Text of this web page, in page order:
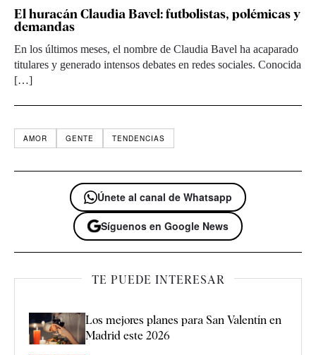
El huracán Claudia Bavel: futbolistas, polémicas y
demandas
En los últimos meses, el nombre de Claudia Bavel ha acaparado
titulares y generado intensos debates en redes sociales. Conocida
[…]
AMOR GENTE TENDENCIAS
Únete al canal de Whatsapp
Síguenos en Google News
TE PUEDE INTERESAR
Los mejores planes para San Valentín en
Madrid este 2026